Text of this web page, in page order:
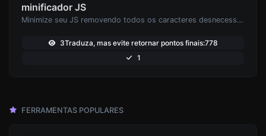
minificador JS
Minimize seu JS removendo todos os caracteres desnecessários.
3Traduza, mas evite retornar pontos finais:778
1
FERRAMENTAS POPULARES